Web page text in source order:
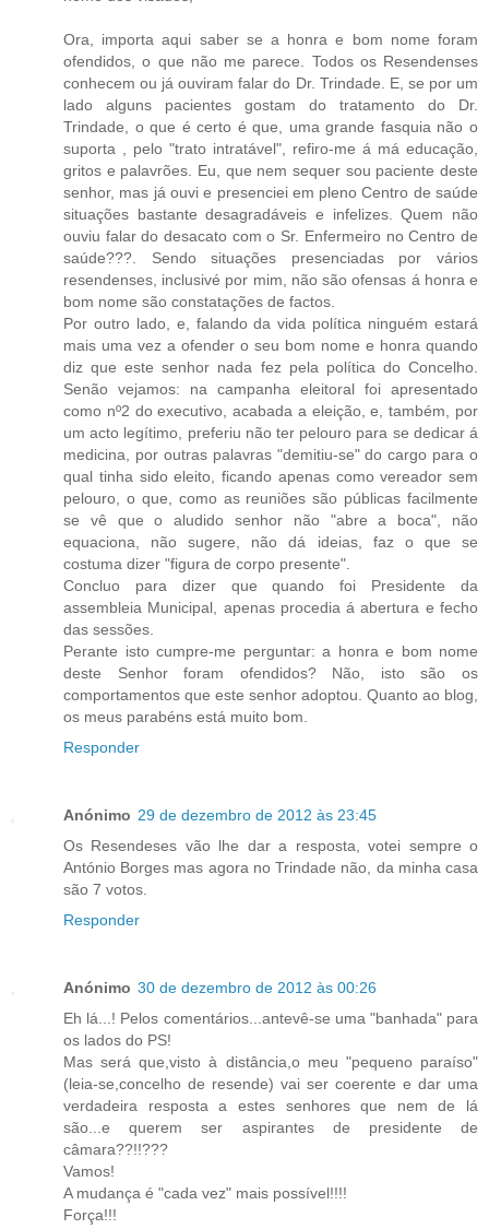
Ora, importa aqui saber se a honra e bom nome foram
ofendidos, o que não me parece. Todos os Resendenses
conhecem ou já ouviram falar do Dr. Trindade. E, se por um
lado alguns pacientes gostam do tratamento do Dr.
Trindade, o que é certo é que, uma grande fasquia não o
suporta , pelo "trato intratável", refiro-me á má educação,
gritos e palavrões. Eu, que nem sequer sou paciente deste
senhor, mas já ouvi e presenciei em pleno Centro de saúde
situações bastante desagradáveis e infelizes. Quem não
ouviu falar do desacato com o Sr. Enfermeiro no Centro de
saúde???. Sendo situações presenciadas por vários
resendenses, inclusivé por mim, não são ofensas á honra e
bom nome são constatações de factos.
Por outro lado, e, falando da vida política ninguém estará
mais uma vez a ofender o seu bom nome e honra quando
diz que este senhor nada fez pela política do Concelho.
Senão vejamos: na campanha eleitoral foi apresentado
como nº2 do executivo, acabada a eleição, e, também, por
um acto legítimo, preferiu não ter pelouro para se dedicar á
medicina, por outras palavras "demitiu-se" do cargo para o
qual tinha sido eleito, ficando apenas como vereador sem
pelouro, o que, como as reuniões são públicas facilmente
se vê que o aludido senhor não "abre a boca", não
equaciona, não sugere, não dá ideias, faz o que se
costuma dizer "figura de corpo presente".
Concluo para dizer que quando foi Presidente da
assembleia Municipal, apenas procedia á abertura e fecho
das sessões.
Perante isto cumpre-me perguntar: a honra e bom nome
deste Senhor foram ofendidos? Não, isto são os
comportamentos que este senhor adoptou. Quanto ao blog,
os meus parabéns está muito bom.
Responder
Anónimo 29 de dezembro de 2012 às 23:45
Os Resendeses vão lhe dar a resposta, votei sempre o
António Borges mas agora no Trindade não, da minha casa
são 7 votos.
Responder
Anónimo 30 de dezembro de 2012 às 00:26
Eh lá...! Pelos comentários...antevê-se uma "banhada" para
os lados do PS!
Mas será que,visto à distância,o meu "pequeno paraíso"
(leia-se,concelho de resende) vai ser coerente e dar uma
verdadeira resposta a estes senhores que nem de lá
são...e querem ser aspirantes de presidente de
câmara??!!???
Vamos!
A mudança é "cada vez" mais possível!!!!
Força!!!